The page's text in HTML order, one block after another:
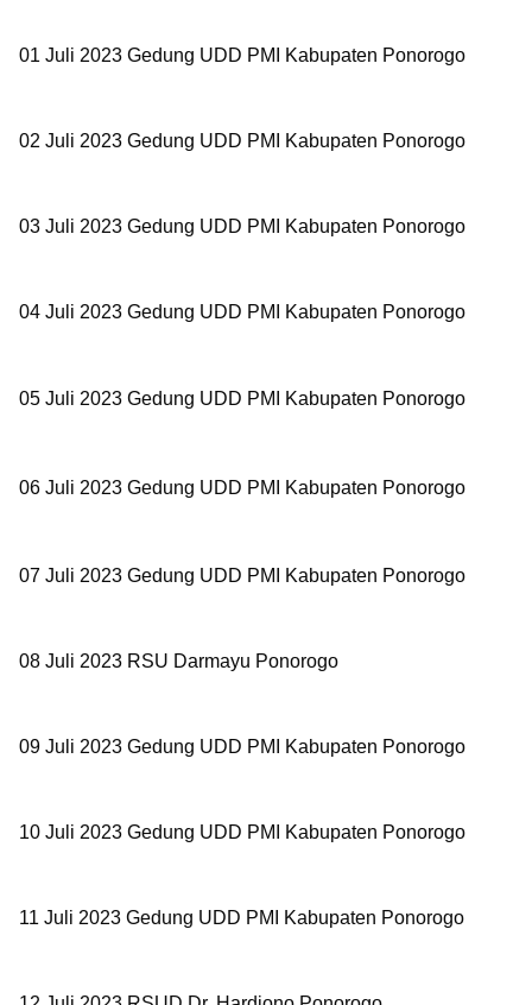
01 Juli 2023 Gedung UDD PMI Kabupaten Ponorogo
02 Juli 2023 Gedung UDD PMI Kabupaten Ponorogo
03 Juli 2023 Gedung UDD PMI Kabupaten Ponorogo
04 Juli 2023 Gedung UDD PMI Kabupaten Ponorogo
05 Juli 2023 Gedung UDD PMI Kabupaten Ponorogo
06 Juli 2023 Gedung UDD PMI Kabupaten Ponorogo
07 Juli 2023 Gedung UDD PMI Kabupaten Ponorogo
08 Juli 2023 RSU Darmayu Ponorogo
09 Juli 2023 Gedung UDD PMI Kabupaten Ponorogo
10 Juli 2023 Gedung UDD PMI Kabupaten Ponorogo
11 Juli 2023 Gedung UDD PMI Kabupaten Ponorogo